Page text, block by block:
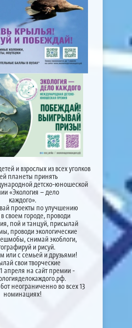
и взрослых из всех уголков
планеты принять
детско-юношеской
«Экология – дело
каждого».
проекты по улучшению
своем городе, проводи
пой и танцуй, присылай
проводи экологические
снимай экоблоги,
и рисуй.
или с семьей и друзьями!
свои творческие
апреля на сайт премии -
неограниченно во всех 13
номинациях!